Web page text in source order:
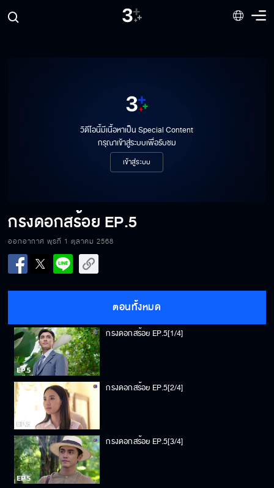
วิดีโอนี้มีเนื้อหาเป็น Special Content
กรุณาเข้าสู่ระบบเพื่อรับชม
เข้าสู่ระบบ
กรงดอกสร้อย EP.5
ออกอากาศ พุธที่ 1 ตุลาคม 2568
ตอนทั้งหมด
กรงดอกสร้อย EP.5[1/4]
กรงดอกสร้อย EP.5[2/4]
กรงดอกสร้อย EP.5[3/4]